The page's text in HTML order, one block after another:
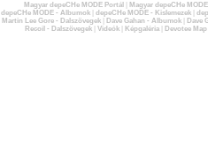
Magyar depeCHe MODE Portál
Magyar depeCHe
depeCHe MODE - Albumok| depeCHe MODE - Kislemezek|
Martin Lee Gore - Dalszövegek| Dave Gahan - Albumok|
Dave
Recoil - Dalszövegek| Videók| Képgaléria| Devotee Map